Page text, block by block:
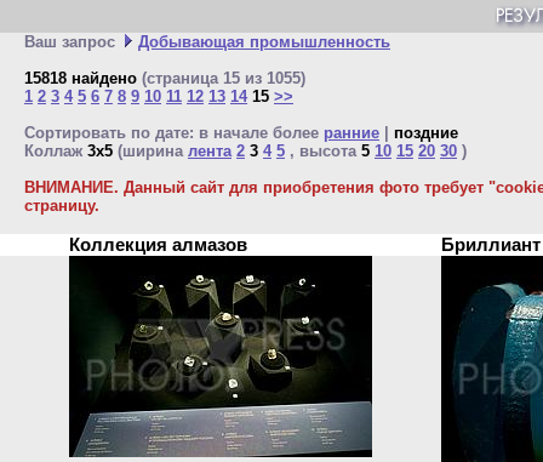
Ваш запрос
Добывающая промышленность
15818 найдено (страница 15 из 1055)
1 2 3 4 5 6 7 8 9 10 11 12 13 14 15 >>
Сортировать по дате: в начале более ранние
поздние
Коллаж 3x5 (ширина лента 2 3 4 5 , высота 5 10 15 20 30 )
ВНИМАНИЕ. Данный сайт для приобретения фото требует
страницу.
Коллекция алмазов